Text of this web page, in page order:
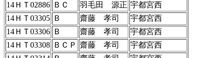
14ＨＴ02886 ＢＣ 羽毛田 源正 宇都宮西
14ＨＴ03305 Ｂ 齋藤 孝司
宇都宮西
14ＨＴ03306 Ｂ 齋藤 孝司
宇都宮西
14ＨＴ03308 ＢＣＰ 齋藤 孝司
宇都宮西